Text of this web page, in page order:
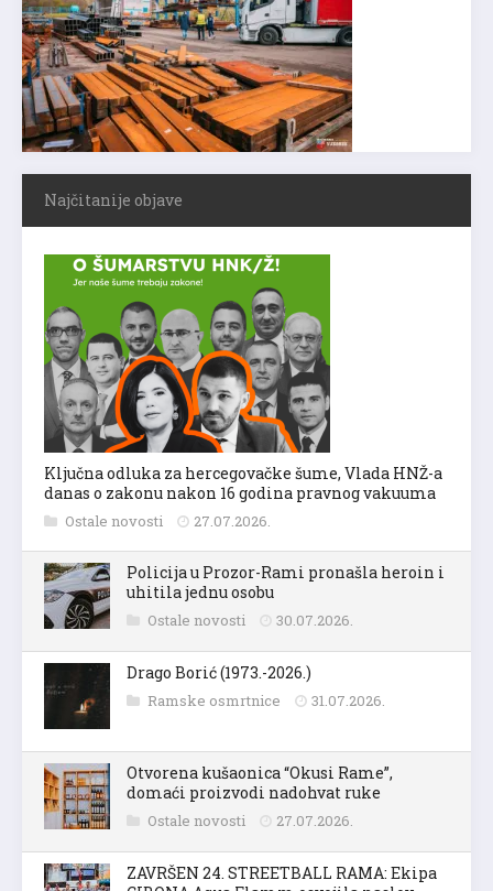
Najčitanije objave
Ključna odluka za hercegovačke šume, Vlada HNŽ-a
danas o zakonu nakon 16 godina pravnog vakuuma
Ostale novosti 27.07.2026.
Policija u Prozor-Rami pronašla heroin i
uhitila jednu osobu
Ostale novosti 30.07.2026.
Drago Borić (1973.-2026.)
Ramske osmrtnice 31.07.2026.
Otvorena kušaonica “Okusi Rame”,
domaći proizvodi nadohvat ruke
Ostale novosti 27.07.2026.
ZAVRŠEN 24. STREETBALL RAMA: Ekipa